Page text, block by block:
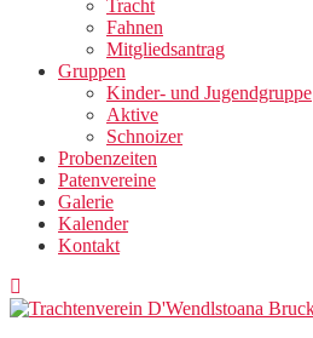
Tracht
Fahnen
Mitgliedsantrag
Gruppen
Kinder- und Jugendgruppe
Aktive
Schnoizer
Probenzeiten
Patenvereine
Galerie
Kalender
Kontakt